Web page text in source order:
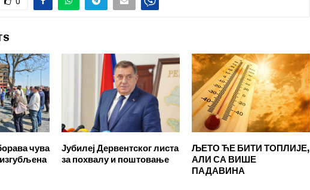
чува
Јубилеј Дервентског листа
за похвалу и поштовање
ЉЕТО ЋЕ БИТИ ТОПЛИЈЕ,
АЛИ СА ВИШЕ
ПАДАВИНА